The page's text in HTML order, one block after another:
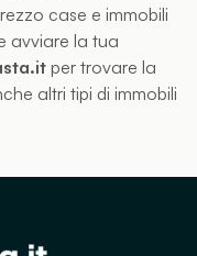
case e immobili
avviare la tua
per trovare la
altri tipi di immobili